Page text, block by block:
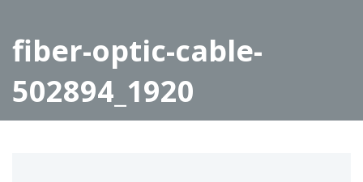
fiber-optic-cable-
502894_1920